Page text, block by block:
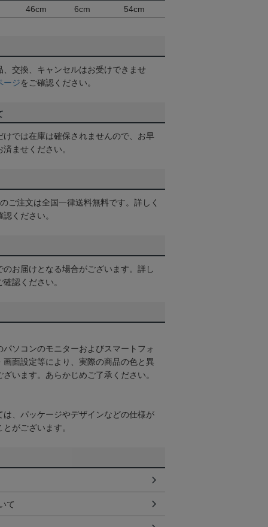
46cm
6cm 54cm
交換、キャンセルはお受けできませ
ージをご確認ください。
けでは在庫は確保されませんので、お早
ませください。
ご注文は全国一律送料無料です。詳しく
認ください。
お届けとなる場合がございます。詳し
確認ください。
ソコンのモニターおよびスマートフォ
画面設定等により、実際の商品の色と異
います。あらかじめご了承ください。
は、パッケージやデザインなどの仕様が
がございます。
て